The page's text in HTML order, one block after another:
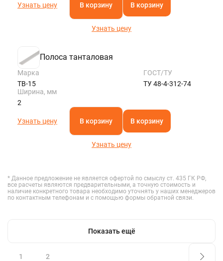
Узнать цену В корзину В корзину
Узнать цену
Полоса танталовая
Марка
ТВ-15
ГОСТ/ТУ
ТУ 48-4-312-74
Ширина, мм
2
Узнать цену В корзину В корзину
Узнать цену
* Данное предложение не является офертой по смыслу ст. 435 ГК РФ,
все расчеты являются предварительными, а точную стоимость и
наличие конкретного товара необходимо уточнять у наших менеджеров
по контактным телефонам и с помощью формы обратной связи.
Показать ещё
1 2